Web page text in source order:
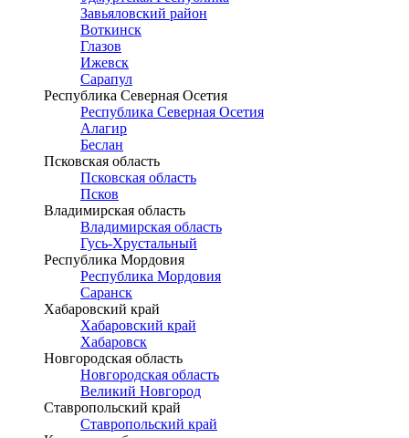
Завьяловский район
Воткинск
Глазов
Ижевск
Сарапул
Республика Северная Осетия
Республика Северная Осетия
Алагир
Беслан
Псковская область
Псковская область
Псков
Владимирская область
Владимирская область
Гусь-Хрустальный
Республика Мордовия
Республика Мордовия
Саранск
Хабаровский край
Хабаровский край
Хабаровск
Новгородская область
Новгородская область
Великий Новгород
Ставропольский край
Ставропольский край